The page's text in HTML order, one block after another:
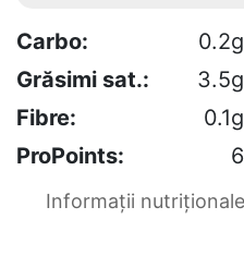
Carbo: 0.2g
Grăsimi sat.:
3.5g
Fibre:
0.1g
ProPoints:
6
Informații